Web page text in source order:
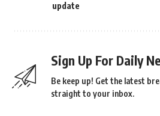
update
Sign Up For Daily
Be keep up! Get the latest
straight to your inbox.